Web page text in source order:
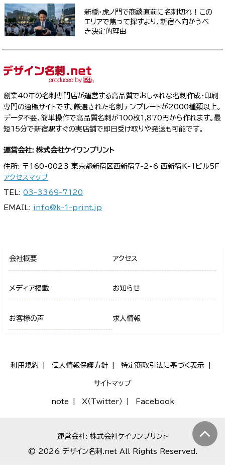
新橋・虎ノ門で商談直前に名刺切れ！この
エリアで焦って探すより、新宿へ向かうべ
き決定的理由
創業40年の名刺専門店が運営する高品質でおしゃれな名刺作成・印刷
専門の通販サイトです。厳選された名刺テンプレートが2000種類以上。
データ不要、簡単操作で高品質名刺が100枚1,870円から作れます。最
短15分で新宿駅すぐの実店舗で即日受け取りや発送も可能です。
運営会社: 株式会社ケイワンプリント
住所: 〒160-0023 東京都新宿区西新宿7-2-6 西新宿K-1ビル5F
アクセスマップ
TEL:03-3369-7120
EMAIL: info@k-1-print.jp
会社概要 アクセス
メディア掲載 お知らせ
お客様の声 求人情報
利用規約 個人情報保護方針 特定商取引法に基づく表示
サイトマップ
note X（Twitter） Facebook
運営会社: 株式会社ケイワンプリント
© 2026 デザイン名刺.net All Rights Reserved.